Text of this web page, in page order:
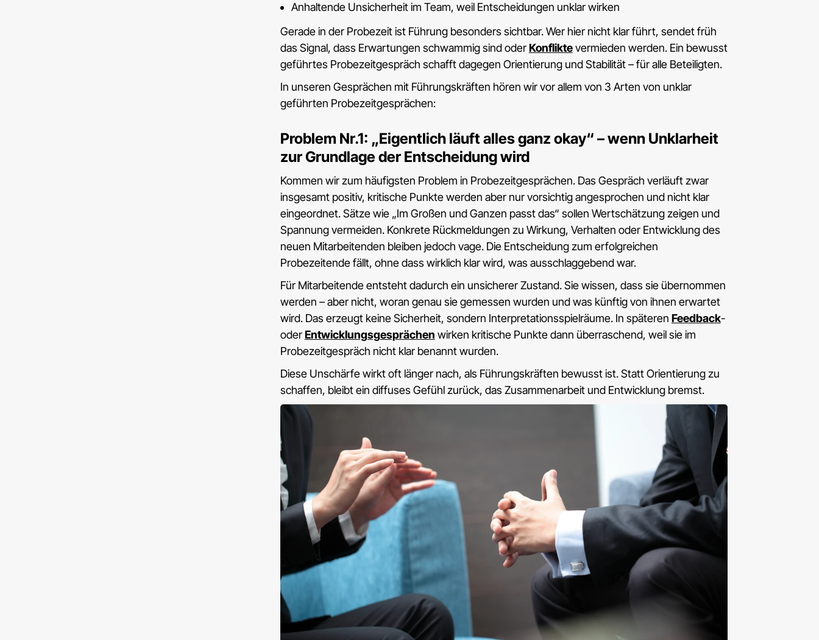
Anhaltende Unsicherheit im Team, weil Entscheidungen unklar wirken
Gerade in der Probezeit ist Führung besonders sichtbar. Wer hier nicht klar führt, sendet früh
das Signal, dass Erwartungen schwammig sind oderKonfliktevermieden werden. Ein bewusst
geführtes Probezeitgespräch schafft dagegen Orientierung und Stabilität – für alle Beteiligten.
In unseren Gesprächen mit Führungskräften hören wir vor allem von 3 Arten von unklar
geführten Probezeitgesprächen:
Problem Nr.1: „Eigentlich läuft alles ganz okay“ – wenn Unklarheit
zur Grundlage der Entscheidung wird
Kommen wir zum häufigsten Problem in Probezeitgesprächen. Das Gespräch verläuft zwar
insgesamt positiv, kritische Punkte werden aber nur vorsichtig angesprochen und nicht klar
eingeordnet. Sätze wie „Im Großen und Ganzen passt das“ sollen Wertschätzung zeigen und
Spannung vermeiden. Konkrete Rückmeldungen zu Wirkung, Verhalten oder Entwicklung des
neuen Mitarbeitenden bleiben jedoch vage. Die Entscheidung zum erfolgreichen
Probezeitende fällt, ohne dass wirklich klar wird, was ausschlaggebend war.
Für Mitarbeitende entsteht dadurch ein unsicherer Zustand. Sie wissen, dass sie übernommen
werden – aber nicht, woran genau sie gemessen wurden und was künftig von ihnen erwartet
wird. Das erzeugt keine Sicherheit, sondern Interpretationsspielräume. In späteren Feedback-
oderEntwicklungsgesprächen wirken kritische Punkte dann überraschend, weil sie im
Probezeitgespräch nicht klar benannt wurden.
Diese Unschärfe wirkt oft länger nach, als Führungskräften bewusst ist. Statt Orientierung zu
schaffen, bleibt ein diffuses Gefühl zurück, das Zusammenarbeit und Entwicklung bremst.